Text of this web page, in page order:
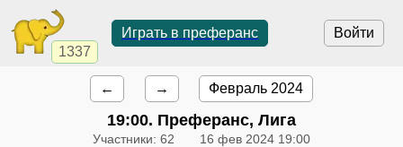
1337
Войти
Играть в преферанс
← → Февраль 2024
19:00. Преферанс, Лига
Участники: 62 16 фев 2024 19:00